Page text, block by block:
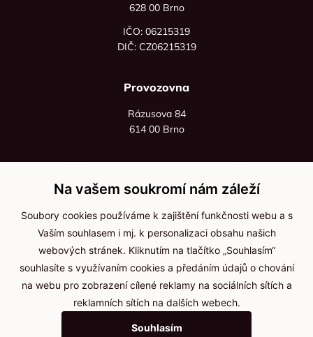
628 00 Brno
IČO: 06215319
DIČ: CZ06215319
Provozovna
Rázusova 84
614 00 Brno
+420 736 535 066
Po - pá: 8:00 - 16:00
info@jma-kam.cz
Důležité informace
Ochrana osobních údajů
Cookies
Na vašem soukromí nám záleží
Soubory cookies používáme k zajištění funkčnosti webu a s
Vaším souhlasem i mj. k personalizaci obsahu našich
webových stránek. Kliknutím na tlačítko „Souhlasím“
souhlasíte s využívaním cookies a předáním údajů o chování
na webu pro zobrazení cílené reklamy na sociálních sítích a
reklamních sítích na dalších webech.
Souhlasím